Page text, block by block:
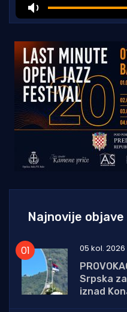
Najnovije objave
05 kol. 2026
Srpska
iznad